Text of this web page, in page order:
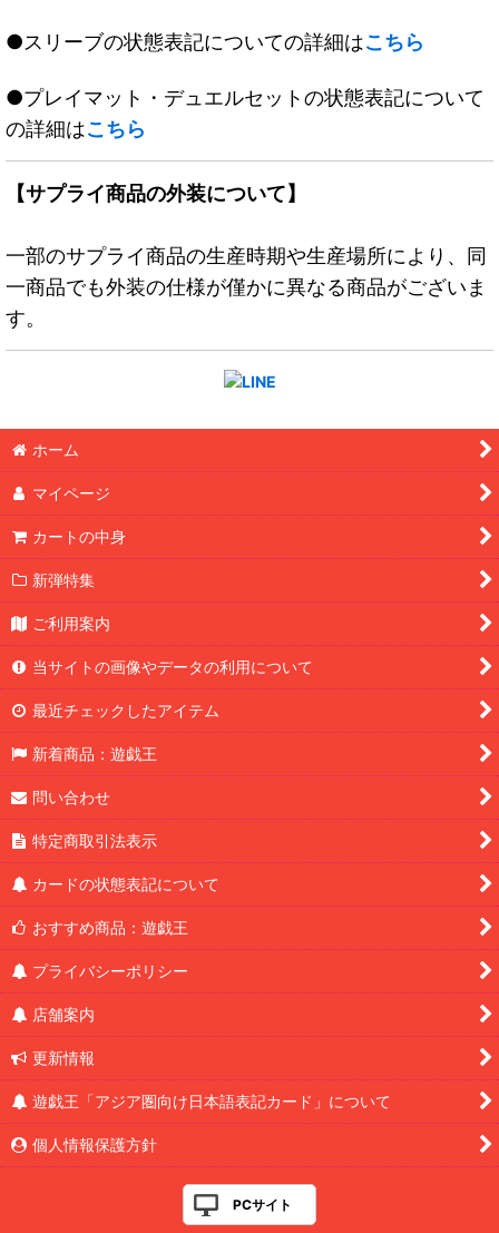
●スリーブの状態表記についての詳細はこちら
●プレイマット・デュエルセットの状態表記について
の詳細はこちら
【サプライ商品の外装について】
一部のサプライ商品の生産時期や生産場所により、同
一商品でも外装の仕様が僅かに異なる商品がございま
す。
ホーム
マイページ
カートの中身
新弾特集
ご利用案内
当サイトの画像やデータの利用について
最近チェックしたアイテム
新着商品：遊戯王
問い合わせ
特定商取引法表示
カードの状態表記について
おすすめ商品：遊戯王
プライバシーポリシー
店舗案内
更新情報
遊戯王「アジア圏向け日本語表記カード」について
個人情報保護方針
PCサイト